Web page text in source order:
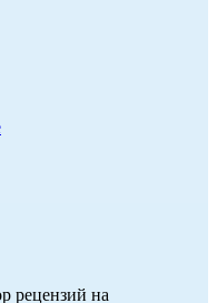
рецензий на